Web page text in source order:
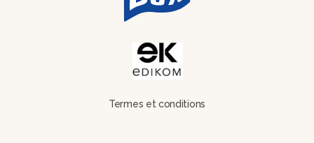
Termes et conditions